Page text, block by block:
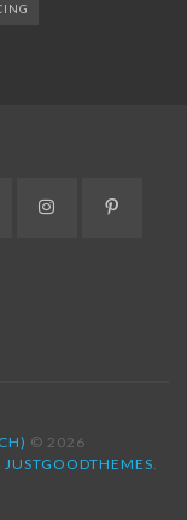
Instagram
© 2026
JUSTGOODTHEMES.